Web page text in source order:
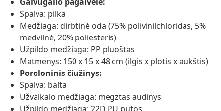
Spalva: pilka
Medžiaga: dirbtinė oda (75% polivinilchloridas, 5%
medvilnė, 20% poliesteris)
Užpildo medžiaga: PP pluoštas
Matmenys: 150 x 15 x 48 cm (ilgis x plotis x aukštis)
Poroloninis čiužinys:
Spalva: balta
Užvalkalo medžiaga: megztas audinys
Užpildo medžiaga: 22D PU putos